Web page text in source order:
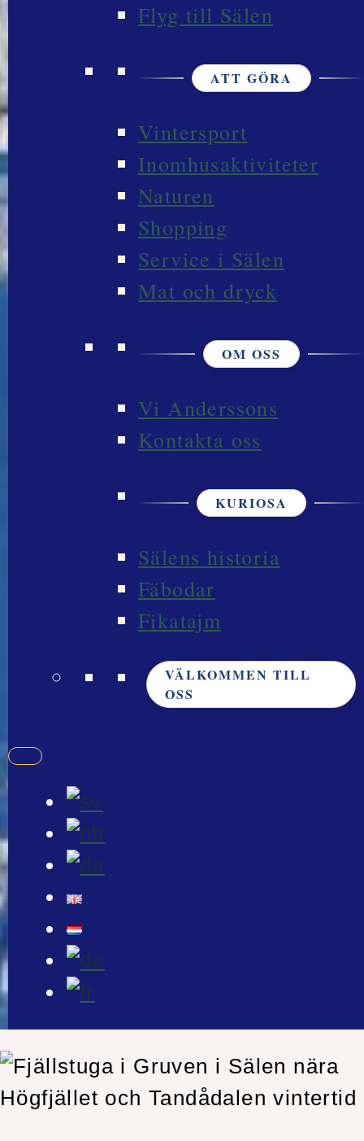
Flyg till Sälen
ATT GÖRA
Vintersport
Inomhusaktiviteter
Naturen
Shopping
Service i Sälen
Mat och dryck
OM OSS
Vi Anderssons
Kontakta oss
KURIOSA
Sälens historia
Fäbodar
Fikatajm
VÄLKOMMEN TILL
OSS